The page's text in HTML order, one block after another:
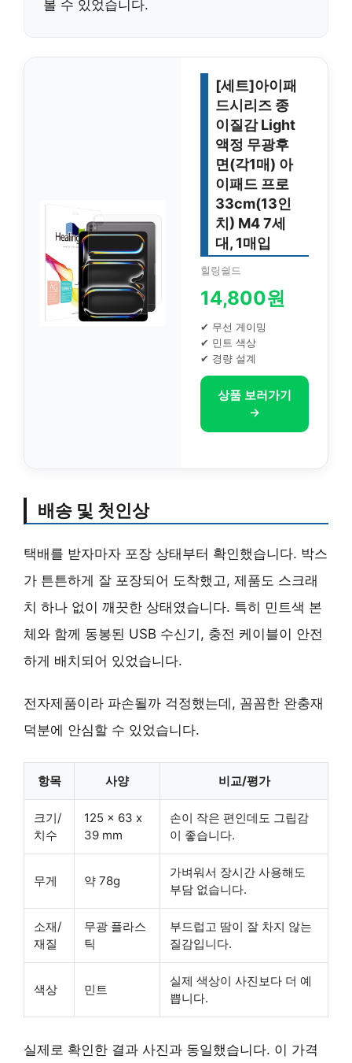
볼 수 있었습니다.
[세트]아이패
드시리즈 종
이질감 Light
액정 무광후
면(각1매) 아
이패드 프로
33cm(13인
치) M4 7세
대, 1매입
힐링쉴드
14,800원
✔ 무선 게이밍
✔ 민트 색상
✔ 경량 설계
상품 보러가기
→
배송 및 첫인상
택배를 받자마자 포장 상태부터 확인했습니다. 박스
가 튼튼하게 잘 포장되어 도착했고, 제품도 스크래
치 하나 없이 깨끗한 상태였습니다. 특히 민트색 본
체와 함께 동봉된 USB 수신기, 충전 케이블이 안전
하게 배치되어 있었습니다.
전자제품이라 파손될까 걱정했는데, 꼼꼼한 완충재
덕분에 안심할 수 있었습니다.
항목 사양 비교/평가
크기/
치수
125 x 63 x
39 mm
손이 작은 편인데도 그립감
이 좋습니다.
무게 약 78g
가벼워서 장시간 사용해도
부담 없습니다.
소재/
재질
무광 플라스
틱
부드럽고 땀이 잘 차지 않는
질감입니다.
색상 민트
실제 색상이 사진보다 더 예
쁩니다.
실제로 확인한 결과 사진과 동일했습니다. 이 가격